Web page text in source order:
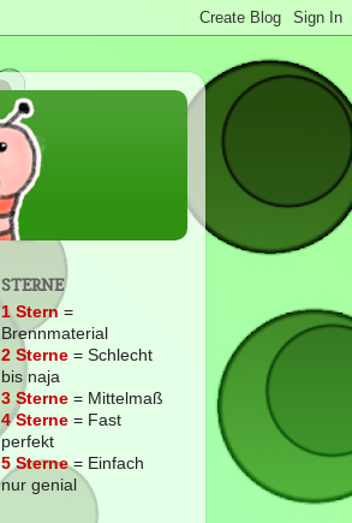
STERNE
1 Stern =
Brennmaterial
2 Sterne = Schlecht
bis naja
3 Sterne = Mittelmaß
4 Sterne = Fast
perfekt
5 Sterne= Einfach
nur genial